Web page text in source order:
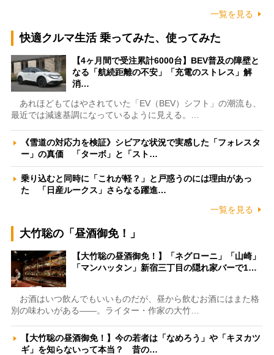
一覧を見る
快適クルマ生活 乗ってみた、使ってみた
【4ヶ月間で受注累計6000台】BEV普及の障壁と
なる「航続距離の不安」「充電のストレス」解
消…
あれほどもてはやされていた「EV（BEV）シフト」の潮流も、
最近では減速基調になっているように見える。…
《雪道の対応力を検証》シビアな状況で実感した「フォレスタ
ー」の真価 「ターボ」と「スト…
乗り込むと同時に「これが軽？」と戸惑うのには理由があっ
た 「日産ルークス」さらなる躍進…
一覧を見る
大竹聡の「昼酒御免！」
【大竹聡の昼酒御免！】「ネグローニ」「山崎」
「マンハッタン」新宿三丁目の隠れ家バーで1…
お酒はいつ飲んでもいいものだが、昼から飲むお酒にはまた格
別の味わいがある――。ライター・作家の大竹…
【大竹聡の昼酒御免！】今の若者は「なめろう」や「キヌカツ
ギ」を知らないって本当？ 昔の…